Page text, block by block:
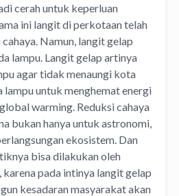
cerah untuk keperluan
ini langit di perkotaan telah
Namun, langit gelap
lampu. Langit gelap artinya
agar tidak menaungi kota
lampu untuk menghemat energi
warming. Reduksi cahaya
bukan hanya untuk astronomi,
ekosistem. Dan
bisa dilakukan oleh
pada intinya langit gelap
kesadaran masyarakat akan